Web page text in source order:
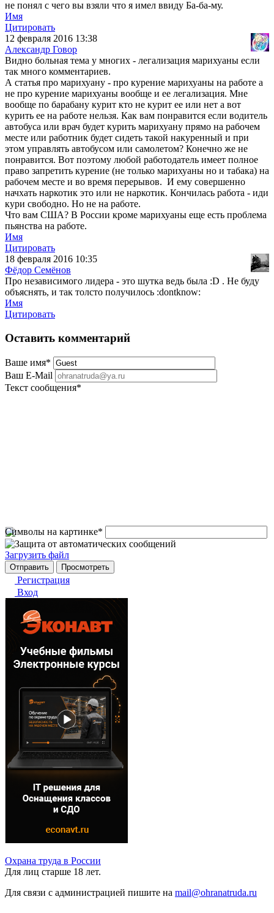
не понял с чего вы взяли что я имел ввиду Ба-ба-му.
Имя
Цитировать
12 февраля 2016 13:38
Александр Говор
Видно больная тема у многих - легализация марихуаны если
так много комментариев.
А статья про марихуану - про курение марихуаны на работе а
не про курение марихуаны вообще и ее легализация. Мне
вообще по барабану курит кто не курит ее или нет а вот
курить ее на работе нельзя. Как вам понравится если водитель
автобуса или врач будет курить марихуану прямо на рабочем
месте или работник будет сидеть такой накуренный и при
этом управлять автобусом или самолетом? Конечно же не
понравится. Вот поэтому любой работодатель имеет полное
право запретить курение (не только марихуаны но и табака) на
рабочем месте и во время перерывов. И ему совершенно
начхать наркотик это или не наркотик. Кончилась работа - иди
кури свободно. Но не на работе.
Что вам США? В России кроме марихуаны еще есть проблема
пьянства на работе.
Имя
Цитировать
18 февраля 2016 10:35
Фёдор Семёнов
Про независимого лидера - это шутка ведь была :D . Не буду
объяснять, и так толсто получилось :dontknow:
Имя
Цитировать
Оставить комментарий
Ваше имя*
Ваш E-Mail
Текст сообщения*
Символы на картинке*
Загрузить файл
Регистрация
Вход
Охрана труда в России
Для лиц старше 18 лет.
Для связи с администрацией пишите на mail@ohranatruda.ru